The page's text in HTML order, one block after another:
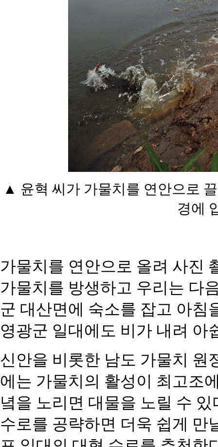
▲ 윤혁 씨가 가물치를 연안으로
경에
가물치를 연안으로 올려 사진
가물치를 방생하고 우리는 다
군 대산면에 숙소를 잡고 아침
영광군 일대에도 비가 내려 아
신안을 비롯한 남도 가물치 원
에는 가물치의 활성이 최고조
녘을 노리면 대물을 노릴 수
수로를 공략하면 더욱 쉽게 만